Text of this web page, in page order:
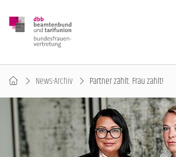
News-Archiv Partner zählt: Frau zahlt!